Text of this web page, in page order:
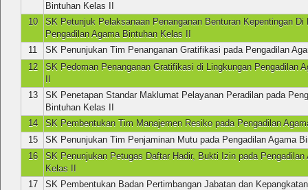
Bintuhan Kelas II
10
SK Petunjuk Pelaksanaan Penanganan Benturan Kepentingan Di
Pengadilan Agama Bintuhan Kelas II
11
SK Penunjukan Tim Penanganan Gratifikasi pada Pengadilan
12
SK Pedoman Penanganan Gratifikasi di Lingkungan Pengadilan
II
13
SK Penetapan Standar Maklumat Pelayanan Peradilan pada
Bintuhan Kelas II
14
SK Pembentukan Tim Manajemen Resiko pada Pengadilan
15
SK Penunjukan Tim Penjaminan Mutu pada Pengadilan Agama
16
SK Penunjukan Petugas Daftar Hadir, Bukti Izin pada Pengadilan
Kelas II
17
SK Pembentukan Badan Pertimbangan Jabatan dan